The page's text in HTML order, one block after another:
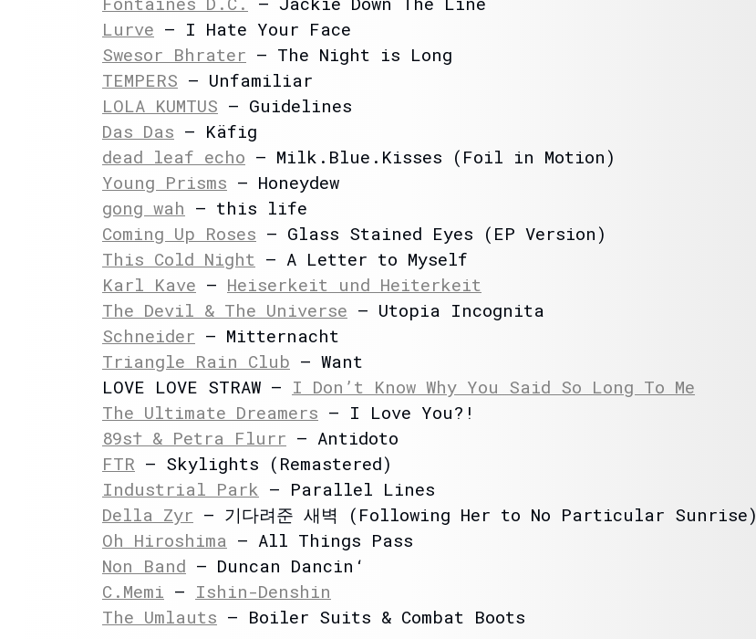
Lurve – I Hate Your Face
Swesor Bhrater – The Night is Long
TEMPERS – Unfamiliar
LOLA KUMTUS – Guidelines
Das Das – Käfig
dead leaf echo – Milk.Blue.Kisses (Foil in Motion)
Young Prisms – Honeydew
gong wah – this life
Coming Up Roses – Glass Stained Eyes (EP Version)
This Cold Night – A Letter to Myself
Karl Kave – Heiserkeit und Heiterkeit
The Devil & The Universe – Utopia Incognita
Schneider – Mitternacht
Triangle Rain Club – Want
LOVE LOVE STRAW – I Don’t Know Why You Said So Long To Me
The Ultimate Dreamers – I Love You?!
89s† & Petra Flurr – Antidoto
FTR – Skylights (Remastered)
Industrial Park – Parallel Lines
Della Zyr – 기다려준 새벽 (Following Her to No Particular Sunrise)
Oh Hiroshima – All Things Pass
Non Band – Duncan Dancin‘
C.Memi – Ishin-Denshin
The Umlauts – Boiler Suits & Combat Boots